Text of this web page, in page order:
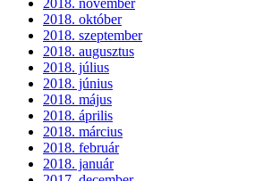
2018. november
2018. október
2018. szeptember
2018. augusztus
2018. július
2018. június
2018. május
2018. április
2018. március
2018. február
2018. január